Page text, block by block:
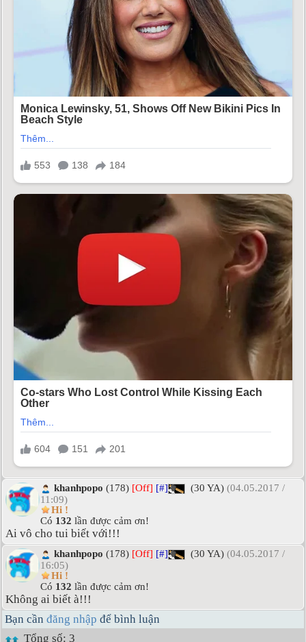
khanhpopo (178) [Off] [#] (30 YA) (04.05.2017 /
11:09)
Hi !
Có 132 lần được cảm ơn!
Ai vô cho tui biết với!!!
khanhpopo (178) [Off] [#] (30 YA) (04.05.2017 /
16:05)
Hi !
Có 132 lần được cảm ơn!
Không ai biết à!!!
Bạn cần đăng nhập để bình luận
Tổng số: 3